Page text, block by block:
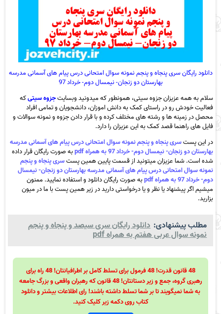
دانلود رایگان سری پنجاه و پنجم نمونه سوال امتحانی درس پیام های آسمانی مدرسه
بهارستان دو زنجان- نیمسال دوم- خرداد 97
سلام به همه عزیزان جزوه سیتی، همونطور که میدونید وبسایتجزوه سیتیکه
فعالیت خودش رو در راستای کمک به دانش اموزان، دانشجویان و تمامی افراد
محصل در زمینه ها و رشته های مختلف کرده و با قرار دادن جزوه و نمونه سوالات و
فایل های راهنما قصد کمک به این عزیزان را دارد.
در این پستسری پنجاه و پنجم نمونه سوال امتحانی درس پیام های آسمانی مدرسه
بهارستان دو زنجان- نیمسال دوم- خرداد 97 به همراه pdf
به صورت رایگان قرار داده
شده است. شما عزیزان میتونید از قسمت پایین همین پستسری پنجاه و پنجم
نمونه سوال امتحانی درس پیام های آسمانی مدرسه بهارستان دو زنجان- نیمسال
دوم- خرداد 97 به همراه pdf
به صورت رایگان دانلود و استفاده نمایید. ممنون
میشیم اگر پیشنهاد یا نظر و یا درخواستی دارید در زیر همین پست با ما در میون
بزارید.
مطلب پیشنهادی: دانلود رایگان سری سیصد و پنجاه و پنجم
نمونه سوال عربی هفتم به همراه pdf
48 قانون قدرت! 48 فرمول برای تسلط کامل بر اطرافیانتان! 48 راه برای
رهبری گروه، جمع و زیر دستانتان! 48 قانون که رهبران واقعی و بزرگ جامعه
به شما نمیگویند تا بر شما تسلط داشته باشند! رای اطلاعات بیشتر و دانلود
کتاب روی دکمه زیر کلیک کنید.